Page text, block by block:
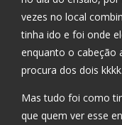
vezes no local
tinha ido e foi onde
enquanto o cabeção
procura dos dois kkkk.
Mas tudo foi como
que quem ver esse